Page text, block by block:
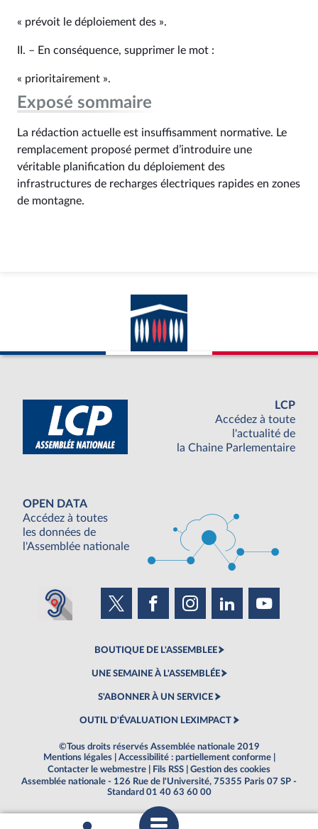
« prévoit le déploiement des ».
II. – En conséquence, supprimer le mot :
« prioritairement ».
Exposé sommaire
La rédaction actuelle est insuffisamment normative. Le
remplacement proposé permet d’introduire une
véritable planification du déploiement des
infrastructures de recharges électriques rapides en zones
de montagne.
LCP
Accédez à toute
l'actualité de
la Chaine Parlementaire
OPEN DATA
Accédez à toutes
les données de
l'Assemblée nationale
BOUTIQUE DE L'ASSEMBLEE
UNE SEMAINE À L'ASSEMBLÉE
S'ABONNER À UN SERVICE
OUTIL D'ÉVALUATION LEXIMPACT
©Tous droits réservés Assemblée nationale 2019
Mentions légales
Accessibilité : partiellement conforme
Contacter le webmestre
Fils RSS
Gestion des cookies
Assemblée nationale - 126 Rue de l'Université, 75355 Paris 07 SP -
Standard 01 40 63 60 00